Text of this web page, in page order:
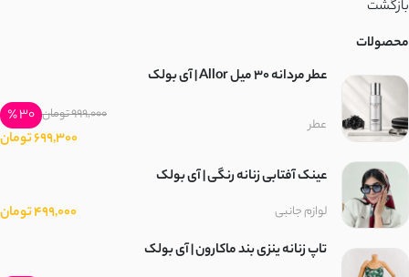
بازگشت
محصولات
عطر مردانه 30 میل Allor | آی بولک
عطر
999,000 تومان
30 ٪
699,300 تومان
عینک آفتابی زنانه رنگی | آی بولک
لوازم جانبی
499,000 تومان
تاپ زنانه ینزی بند ماکارون | آی بولک